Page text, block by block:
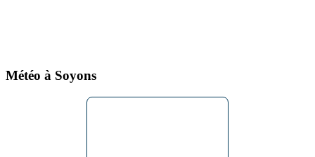
Météo à Soyons